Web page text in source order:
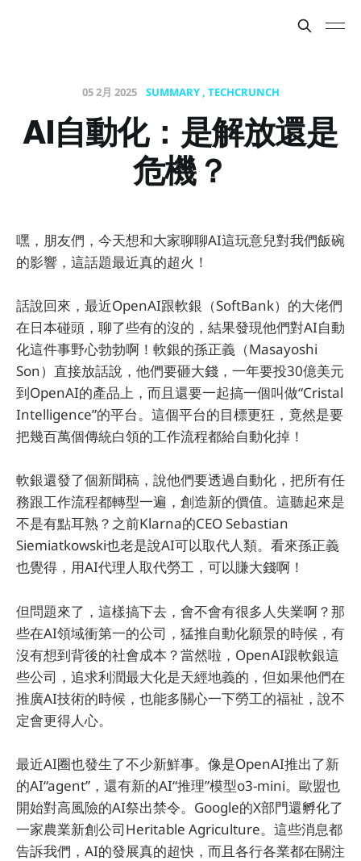
05 2月 2025 SUMMARY TECHCRUNCH
AI自動化：是解放還是
危機？
嘿，朋友們，今天想和大家聊聊AI這玩意兒對我們飯碗
的影響，這話題最近真的超火！
話說回來，最近OpenAI跟軟銀（SoftBank）的大佬們
在日本碰頭，聊了些有的沒的，結果發現他們對AI自動
化這件事野心勃勃啊！軟銀的孫正義（Masayoshi
Son）直接放話說，他們要砸大錢，一年要投30億美元
到OpenAI的產品上，而且還要一起搞一個叫做“Cristal
Intelligence”的平台。這個平台的目標更狂，竟然是要
把幾百萬個傳統白領的工作流程都給自動化掉！
軟銀還發了個新聞稿，說他們要透過自動化，把所有任
務跟工作流程都轉型一遍，創造新的價值。這聽起來是
不是有點耳熟？之前Klarna的CEO Sebastian
Siemiatkowski也老是說AI可以取代人類。看來孫正義
也覺得，用AI代理人取代勞工，可以賺大錢啊！
但問題來了，這樣搞下去，會不會有很多人失業啊？那
些在AI領域衝第一的公司，猛推自動化願景的時候，有
沒有想到背後的社會成本？當然啦，OpenAI跟軟銀這
些公司，追求利潤最大化是天經地義的，但如果他們在
推廣AI技術的時候，也能多關心一下勞工的福祉，說不
定會更得人心。
最近AI圈也發生了不少新鮮事。像是OpenAI推出了新
的AI“agent”，還有新的AI“推理”模型o3-mini。歐盟也
開始對高風險的AI祭出禁令。Google的X部門還孵化了
一家農業新創公司Heritable Agriculture。這些消息都
告訴我們，AI的發展真的超快，而且各行各業都在關注